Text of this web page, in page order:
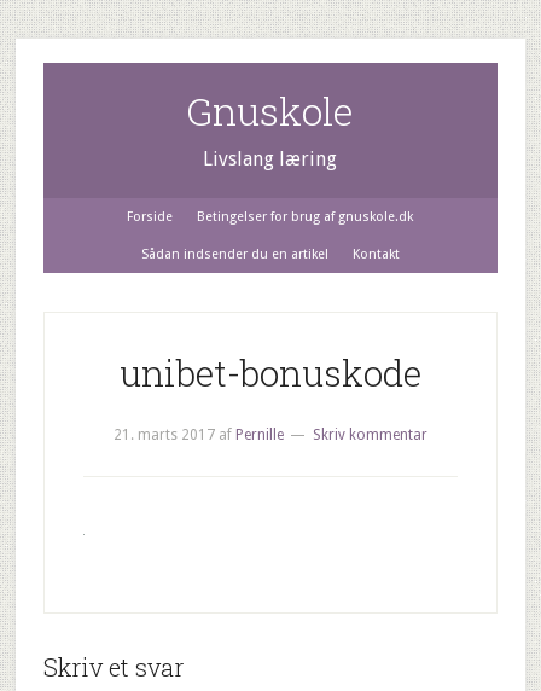
Gnuskole
Livslang læring
Forside Betingelser for brug af gnuskole.dk
Sådan indsender du en artikel Kontakt
unibet-bonuskode
21. marts 2017af Pernille Skriv kommentar
Skriv et svar